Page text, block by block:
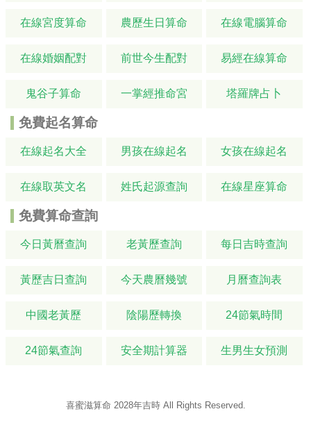
在線宮度算命 農歷生日算命 在線電腦算命
在線婚姻配對 前世今生配對 易經在線算命
鬼谷子算命 一掌經推命宮 塔羅牌占卜
免費起名算命
在線起名大全 男孩在線起名 女孩在線起名
在線取英文名 姓氏起源查詢 在線星座算命
免費算命查詢
今日黃曆查詢 老黃歷查詢 每日吉時查詢
黃歷吉日查詢 今天農曆幾號 月曆查詢表
中國老黃歷 陰陽歷轉換 24節氣時間
24節氣查詢 安全期計算器 生男生女預測
喜蜜滋算命 2028年吉時All Rights Reserved.